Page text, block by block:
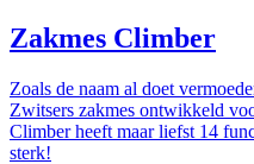
Zakmes Climber
Zoals de naam al doet
Zwitsers zakmes ontwikkeld
Climber heeft maar liefst 14
sterk!